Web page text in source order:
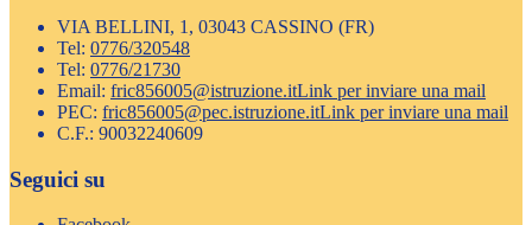
VIA BELLINI, 1, 03043 CASSINO (FR)
Tel: 0776/320548
Tel: 0776/21730
Email: fric856005@istruzione.itLink per inviare una mail
PEC: fric856005@pec.istruzione.itLink per inviare una mail
C.F.: 90032240609
Seguici su